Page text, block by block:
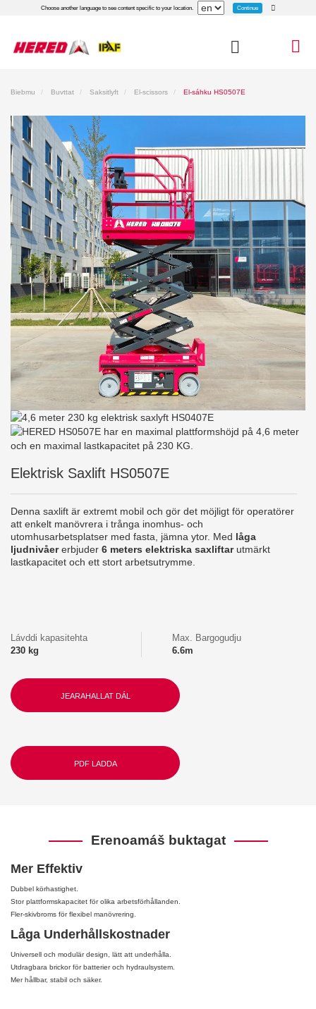
Choose another language to see content specific to your location. Continue
Biebmu Buvttat Saksitlyft El-scissors El-sáhku HS0507E
Elektrisk Saxlift HS0507E
Denna saxlift är extremt mobil och gör det möjligt för operatörer
att enkelt manövrera i trånga inomhus- och
utomhusarbetsplatser med fasta, jämna ytor. Med låga
ljudnivåererbjuder 6 meters elektriska saxliftarutmärkt
lastkapacitet och ett stort arbetsutrymme.
Lávddi kapasitehta
230 kg
Max. Bargogudju
6.6m
JEARAHALLAT DÁL
PDF LADDA
Erenoamáš buktagat
Mer Effektiv
Dubbel körhastighet.
Stor plattformskapacitet för olika arbetsförhållanden.
Fler-skivbroms för flexibel manövrering.
Låga Underhållskostnader
Universell och modulär design, lätt att underhålla.
Utdragbara brickor för batterier och hydraulsystem.
Mer hållbar, stabil och säker.